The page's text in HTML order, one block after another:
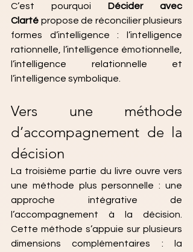
C’est pourquoi Décider avec
Clarté propose de réconcilier plusieurs
formes d’intelligence : l’intelligence
rationnelle, l’intelligence émotionnelle,
l’intelligence relationnelle et
l’intelligence symbolique.
Vers une méthode
d’accompagnement de la
décision
La troisième partie du livre ouvre vers
une méthode plus personnelle : une
approche intégrative de
l’accompagnement à la décision.
Cette méthode s’appuie sur plusieurs
dimensions complémentaires : la